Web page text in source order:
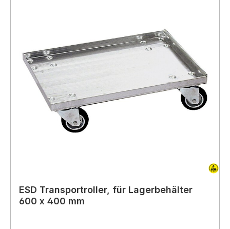
ESD Transportroller, für Lagerbehälter
600 x 400 mm